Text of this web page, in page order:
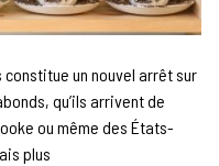
un nouvel arrêt sur
qu’ils arrivent de
ou même des États-
plus